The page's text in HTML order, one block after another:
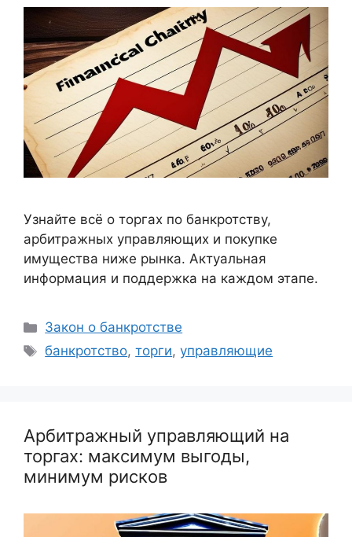
Узнайте всё о торгах по банкротству,
арбитражных управляющих и покупке
имущества ниже рынка. Актуальная
информация и поддержка на каждом этапе.
Рубрики
Закон о банкротстве
Метки
банкротство,торги,управляющие
Арбитражный управляющий на
торгах: максимум выгоды,
минимум рисков